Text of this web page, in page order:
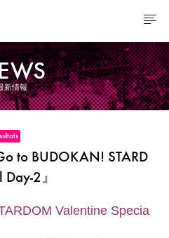
新情報
to BUDOKAN! STARD
2』
Valentine Specia